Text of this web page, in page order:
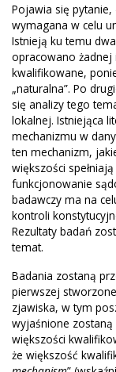
Pojawia się
wymagana w celu
Istnieją ku temu
opracowano
kwalifikowane,
„naturalna”. Po
się analizy tego
lokalnej. Istniejąca
mechanizmu w
ten mechanizm,
większości
funkcjonowanie
badawczy ma na
kontroli
Rezultaty badań
temat.
Badania zostaną
pierwszej
zjawiska, w tym
wyjaśnione
większości
że większość